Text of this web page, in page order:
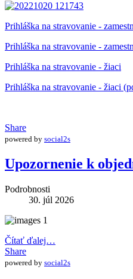
Prihláška na stravovanie -
Prihláška na stravovanie -
Prihláška na stravovanie - žiaci
Prihláška na stravovanie - žiaci
Share
powered by social2s
Upozornenie k
Podrobnosti
30. júl 2026
Čítať ďalej…
Share
powered by social2s